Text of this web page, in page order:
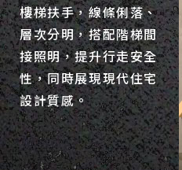
樓梯扶手，線條俐落、
層次分明，搭配階梯間
接照明，提升行走安全
性，同時展現現代住宅
設計質感。